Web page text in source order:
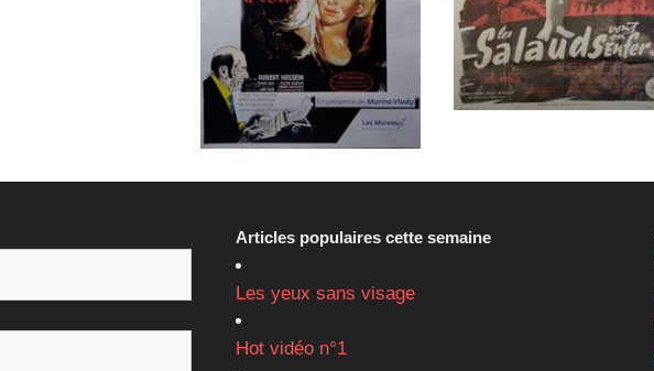
Articles populaires cette semaine
Les yeux sans visage
Hot vidéo n°1